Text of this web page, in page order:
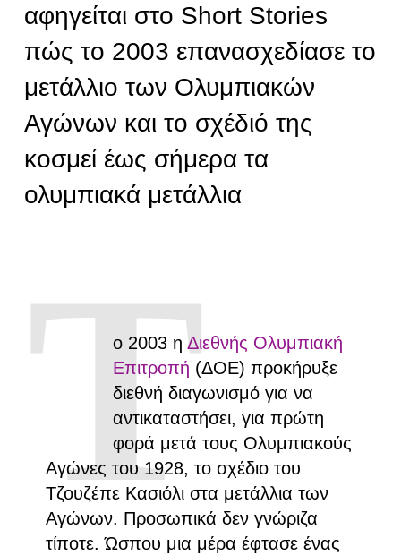
αφηγείται στο Short Stories
πώς το 2003 επανασχεδίασε το
μετάλλιο των Ολυμπιακών
Αγώνων και το σχέδιό της
κοσμεί έως σήμερα τα
ολυμπιακά μετάλλια
Τ
ο 2003 η Διεθνής Ολυμπιακή
Επιτροπή (ΔΟΕ) προκήρυξε
διεθνή διαγωνισμό για να
αντικαταστήσει, για πρώτη
φορά μετά τους Ολυμπιακούς
Αγώνες του 1928, το σχέδιο του
Τζουζέπε Κασιόλι στα μετάλλια των
Αγώνων. Προσωπικά δεν γνώριζα
τίποτε. Ώσπου μια μέρα έφτασε ένας